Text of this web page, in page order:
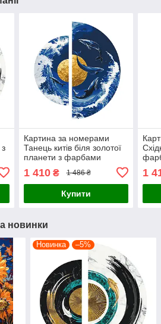
Картина за номерами
Танець китів біля золотої
планети з фарбами
металік (напівкруги) 70*70
Origami (OSR1002)
1 410₴ 1 486 ₴
Купити
1
новинки
Новинка –5%